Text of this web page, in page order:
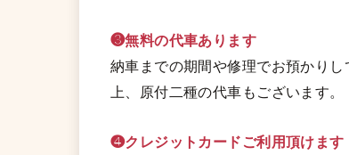
❸無料の代車あります
納車までの期間や修理でお預かり
上、原付二種の代車もございます。
❹クレジットカードご利用頂けます